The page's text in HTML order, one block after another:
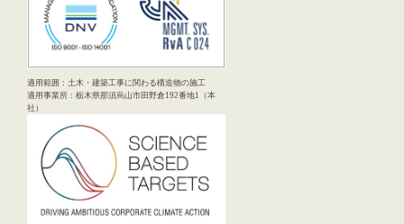
適用範囲：土木・建築工事に関わる構造物の施工
適用事業所：栃木県那須烏山市田野倉192番地1（本
社）